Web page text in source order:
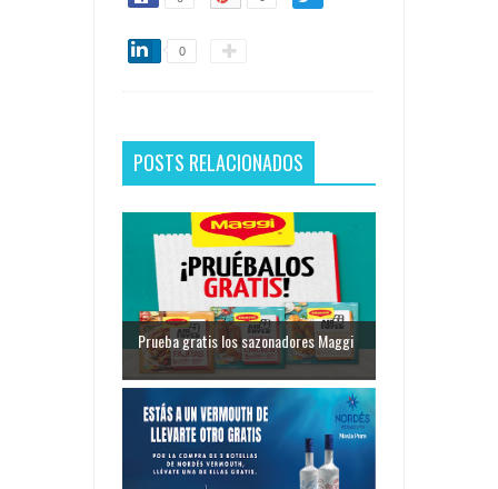
0
POSTS RELACIONADOS
Prueba gratis los sazonadores Maggi